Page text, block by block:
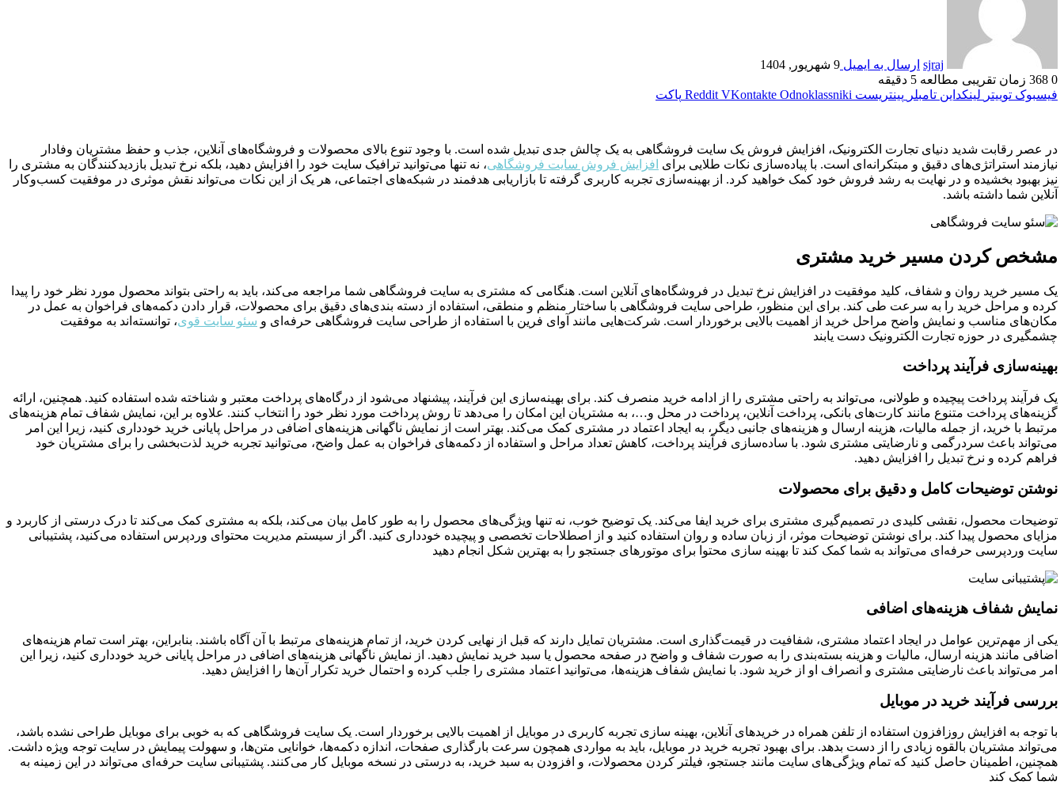
sjraj ارسال به ایمیل 9 شهریور, 1404
0
زمان تقریبی مطالعه 5 دقیقه
فیسبوک توییتر لینکداین تامبلر پینتریست Reddit VKontakte Odnoklassniki پاکت
در عصر رقابت شدید دنیای تجارت الکترونیک، افزایش فروش یک سایت فروشگاهی به یک چالش جدی تبدیل شده است. با وجود تنوع بالای محصولات و فروشگاه‌های آنلاین، جذب و حفظ مشتریان وفادار
نیازمند استراتژی‌های دقیق و مبتکرانه‌ای است. با پیاده‌سازی نکات طلایی برای افزایش فروش سایت فروشگاهی، نه تنها می‌توانید ترافیک سایت خود را افزایش دهید، بلکه نرخ تبدیل بازدیدکنندگان به مشتری را
نیز بهبود بخشیده و در نهایت به رشد فروش خود کمک خواهید کرد. از بهینه‌سازی تجربه کاربری گرفته تا بازاریابی هدفمند در شبکه‌های اجتماعی، هر یک از این نکات می‌تواند نقش موثری در موفقیت کسب‌وکار
آنلاین شما داشته باشد.
مشخص کردن مسیر خرید مشتری
یک مسیر خرید روان و شفاف، کلید موفقیت در افزایش نرخ تبدیل در فروشگاه‌های آنلاین است. هنگامی که مشتری به سایت فروشگاهی شما مراجعه می‌کند، باید به راحتی بتواند محصول مورد نظر خود را پیدا
کرده و مراحل خرید را به سرعت طی کند. برای این منظور، طراحی سایت فروشگاهی با ساختار منظم و منطقی، استفاده از دسته بندی‌های دقیق برای محصولات، قرار دادن دکمه‌های فراخوان به عمل در
مکان‌های مناسب و نمایش واضح مراحل خرید از اهمیت بالایی برخوردار است. شرکت‌هایی مانند آوای فرین با استفاده از طراحی سایت فروشگاهی حرفه‌ای و سئو سایت قوی، توانسته‌اند به موفقیت
چشمگیری در حوزه تجارت الکترونیک دست یابند
بهینه‌سازی فرآیند پرداخت
یک فرآیند پرداخت پیچیده و طولانی، می‌تواند به راحتی مشتری را از ادامه خرید منصرف کند. برای بهینه‌سازی این فرآیند، پیشنهاد می‌شود از درگاه‌های پرداخت معتبر و شناخته شده استفاده کنید. همچنین، ارائه
گزینه‌های پرداخت متنوع مانند کارت‌های بانکی، پرداخت آنلاین، پرداخت در محل و…، به مشتریان این امکان را می‌دهد تا روش پرداخت مورد نظر خود را انتخاب کنند. علاوه بر این، نمایش شفاف تمام هزینه‌های
مرتبط با خرید، از جمله مالیات، هزینه ارسال و هزینه‌های جانبی دیگر، به ایجاد اعتماد در مشتری کمک می‌کند. بهتر است از نمایش ناگهانی هزینه‌های اضافی در مراحل پایانی خرید خودداری کنید، زیرا این امر
می‌تواند باعث سردرگمی و نارضایتی مشتری شود. با ساده‌سازی فرآیند پرداخت، کاهش تعداد مراحل و استفاده از دکمه‌های فراخوان به عمل واضح، می‌توانید تجربه خرید لذت‌بخشی را برای مشتریان خود
فراهم کرده و نرخ تبدیل را افزایش دهید.
نوشتن توضیحات کامل و دقیق برای محصولات
توضیحات محصول، نقشی کلیدی در تصمیم‌گیری مشتری برای خرید ایفا می‌کند. یک توضیح خوب، نه تنها ویژگی‌های محصول را به طور کامل بیان می‌کند، بلکه به مشتری کمک می‌کند تا درک درستی از کاربرد و
مزایای محصول پیدا کند. برای نوشتن توضیحات موثر، از زبان ساده و روان استفاده کنید و از اصطلاحات تخصصی و پیچیده خودداری کنید. اگر از سیستم مدیریت محتوای وردپرس استفاده می‌کنید، پشتیبانی
سایت وردپرسی حرفه‌ای می‌تواند به شما کمک کند تا بهینه سازی محتوا برای موتورهای جستجو را به بهترین شکل انجام دهید
نمایش شفاف هزینه‌های اضافی
یکی از مهم‌ترین عوامل در ایجاد اعتماد مشتری، شفافیت در قیمت‌گذاری است. مشتریان تمایل دارند که قبل از نهایی کردن خرید، از تمام هزینه‌های مرتبط با آن آگاه باشند. بنابراین، بهتر است تمام هزینه‌های
اضافی مانند هزینه ارسال، مالیات و هزینه بسته‌بندی را به صورت شفاف و واضح در صفحه محصول یا سبد خرید نمایش دهید. از نمایش ناگهانی هزینه‌های اضافی در مراحل پایانی خرید خودداری کنید، زیرا این
امر می‌تواند باعث نارضایتی مشتری و انصراف او از خرید شود. با نمایش شفاف هزینه‌ها، می‌توانید اعتماد مشتری را جلب کرده و احتمال خرید تکرار آن‌ها را افزایش دهید.
بررسی فرآیند خرید در موبایل
با توجه به افزایش روزافزون استفاده از تلفن همراه در خریدهای آنلاین، بهینه سازی تجربه کاربری در موبایل از اهمیت بالایی برخوردار است. یک سایت فروشگاهی که به خوبی برای موبایل طراحی نشده باشد،
می‌تواند مشتریان بالقوه زیادی را از دست بدهد. برای بهبود تجربه خرید در موبایل، باید به مواردی همچون سرعت بارگذاری صفحات، اندازه دکمه‌ها، خوانایی متن‌ها، و سهولت پیمایش در سایت توجه ویژه داشت.
همچنین، اطمینان حاصل کنید که تمام ویژگی‌های سایت مانند جستجو، فیلتر کردن محصولات، و افزودن به سبد خرید، به درستی در نسخه موبایل کار می‌کنند. پشتیبانی سایت حرفه‌ای می‌تواند در این زمینه به
شما کمک کند